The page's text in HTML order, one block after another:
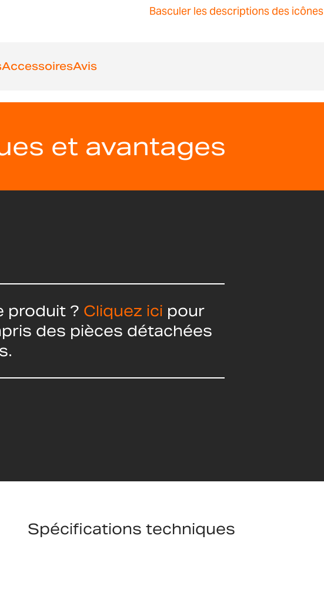
Basculer les descriptions des icônes
AccessoiresAvis
et avantages
produit ? Cliquez ici pour
des pièces détachées
Spécifications techniques